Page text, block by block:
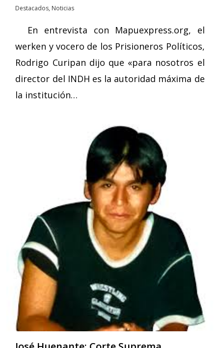
Destacados, Noticias
En entrevista con Mapuexpress.org, el
werken y vocero de los Prisioneros Políticos,
Rodrigo Curipan dijo que «para nosotros el
director del INDH es la autoridad máxima de
la institución…